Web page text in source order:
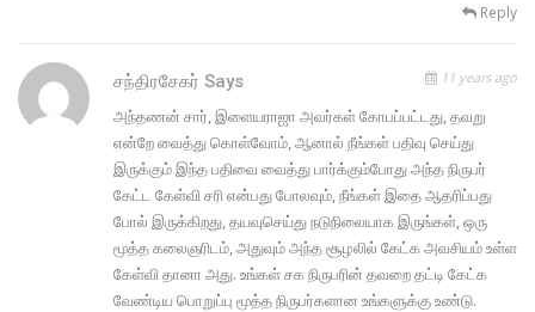
Reply
சந்திரசேகர் Says 11 years ago
அந்தணன் சார், இளையராஜா அவர்கள் கோபப்பட்டது, தவறு
என்றே வைத்து கொள்வோம், ஆனால் நீங்கள் பதிவு செய்து
இருக்கும் இந்த பதிவை வைத்து பார்க்கும்போது அந்த நிருபர்
கேட்ட கேள்வி சரி என்பது போலவும், நீங்கள் இதை ஆதரிப்பது
போல் இருக்கிறது, தயவுசெய்து நடுநிலையாக இருங்கள், ஒரு
மூத்த கலைஞரிடம், அதுவும் அந்த சூழலில் கேட்க அவசியம் உள்ள
கேள்வி தானா அது. உங்கள் சக நிருபரின் தவறை தட்டி கேட்க
வேண்டிய பொறுப்பு மூத்த நிருபர்களான உங்களுக்கு உண்டு.